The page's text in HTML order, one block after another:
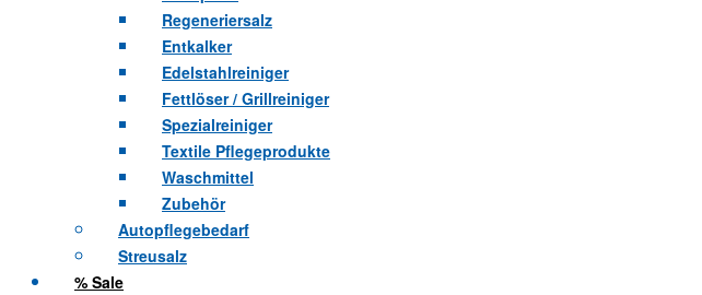
Regeneriersalz
Entkalker
Edelstahlreiniger
Fettlöser / Grillreiniger
Spezialreiniger
Textile Pflegeprodukte
Waschmittel
Zubehör
Autopflegebedarf
Streusalz
% Sale